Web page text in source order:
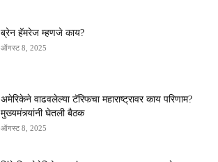
ब्रेन हॅमरेज म्हणजे काय?
ऑगस्ट 8, 2025
अमेरिकेने वाढवलेल्या टॅरिफचा महाराष्ट्रावर काय परिणाम?
मुख्यमंत्र्यांनी घेतली बैठक
ऑगस्ट 8, 2025